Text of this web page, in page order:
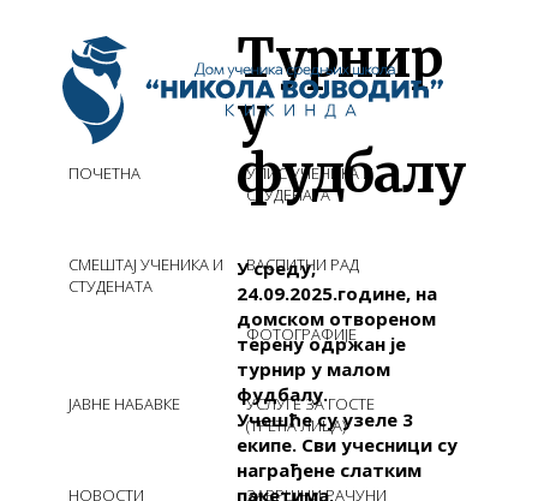
ПОЧЕТНА
УПИС УЧЕНИКА И
СТУДЕНАТА
СМЕШТАЈ УЧЕНИКА И
СТУДЕНАТА
ВАСПИТНИ РАД
ФОТОГРАФИЈЕ
ЈАВНЕ НАБАВКЕ
УСЛУГЕ ЗА ГОСТЕ
(ТРЕЋА ЛИЦА)
НОВОСТИ ЗАВРШНИ РАЧУНИ
Турнир
у
фудбалу
Усреду,
24.09.2025.године, на
домском отвореном
терену одржан је
турнир у малом
фудбалу.
Учешће су узеле 3
екипе. Сви учесници су
награђене слатким
пакетима.